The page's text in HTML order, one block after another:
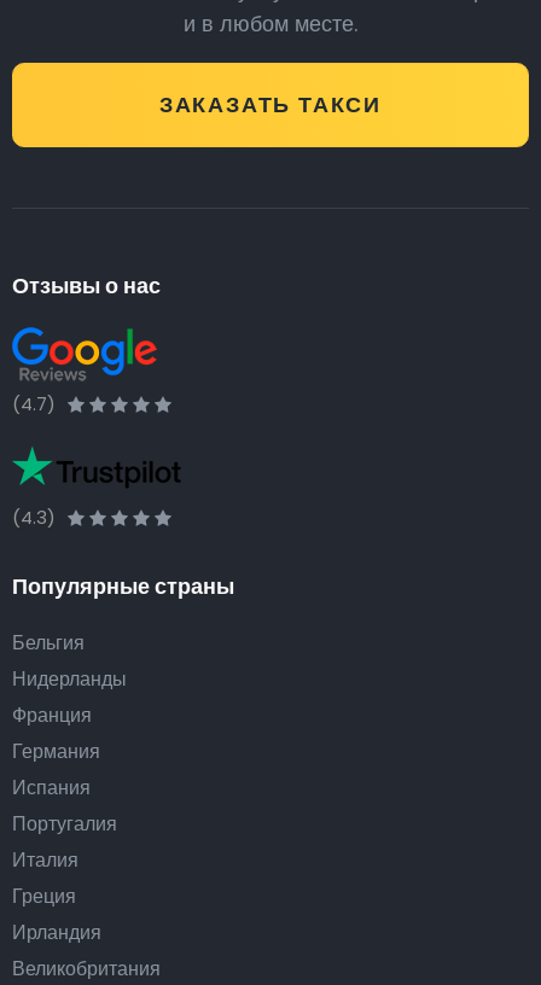
и в любом месте.
ЗАКАЗАТЬ ТАКСИ
Отзывы о нас
(4.7)
(4.3)
Популярные страны
Бельгия
Нидерланды
Франция
Германия
Испания
Португалия
Италия
Греция
Ирландия
Великобритания